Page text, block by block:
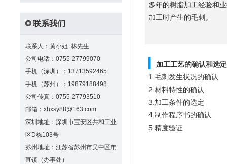
联系我们
联系人：黄小姐 林先生
公司电话：0755-27799070
手机（深圳）：13713592465
手机（苏州）：19879188498
公司传真：0755-27793510
邮箱：xhxsy88@163.com
深圳地址：深圳市宝安区共和工业
区D栋103号
苏州地址：江苏省苏州市吴中区甪
直镇（办事处）
多年的树脂加工经验和
加工时产生的毛刺。
加工工艺的确认和选
1.毛刺发生状况的确认
2.材料特性的确认
3.加工条件的选定
4.制作程序书的确认
5.精度验证